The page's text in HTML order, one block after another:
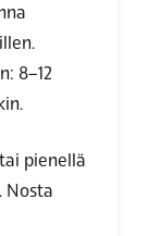
8–12
pienellä
Nosta